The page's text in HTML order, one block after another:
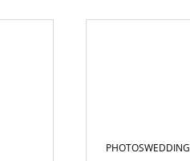
PHOTOSWEDDING